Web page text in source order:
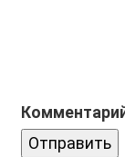
Отправить